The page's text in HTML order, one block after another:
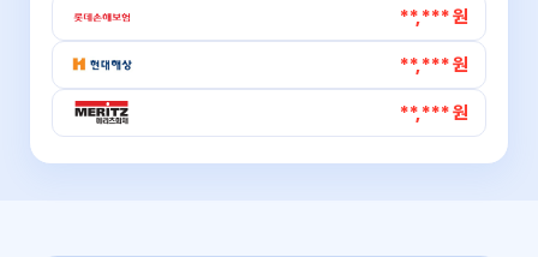
**,*** 원
**,*** 원
**,*** 원